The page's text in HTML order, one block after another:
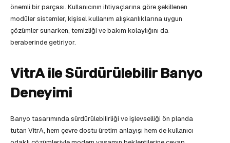
önemli bir parçası. Kullanıcının ihtiyaçlarına göre şekillenen
modüler sistemler, kişisel kullanım alışkanlıklarına uygun
çözümler sunarken, temizliği ve bakım kolaylığını da
beraberinde getiriyor.
VitrA ile Sürdürülebilir Banyo
Deneyimi
Banyo tasarımında sürdürülebilirliği ve işlevselliği ön planda
tutan VitrA, hem çevre dostu üretim anlayışı hem de kullanıcı